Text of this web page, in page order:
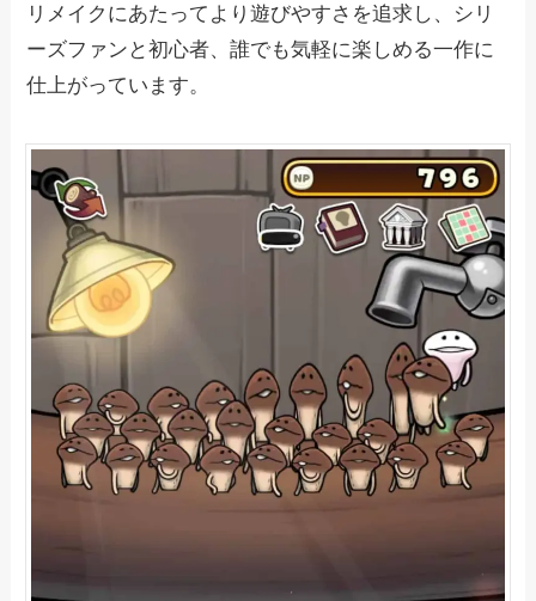
リメイクにあたってより遊びやすさを追求し、シリ
ーズファンと初心者、誰でも気軽に楽しめる一作に
仕上がっています。